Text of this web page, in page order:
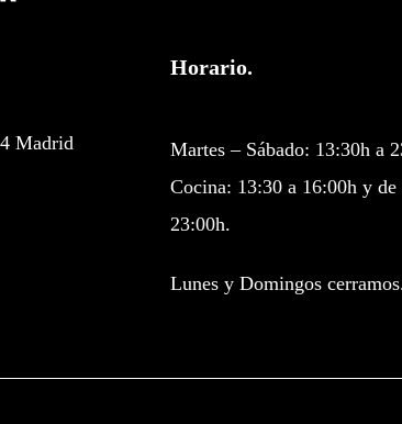
Madrid
Horario.
Martes – Sábado: 13:30h a
Cocina: 13:30 a 16:00h y de
23:00h.
Lunes y Domingos